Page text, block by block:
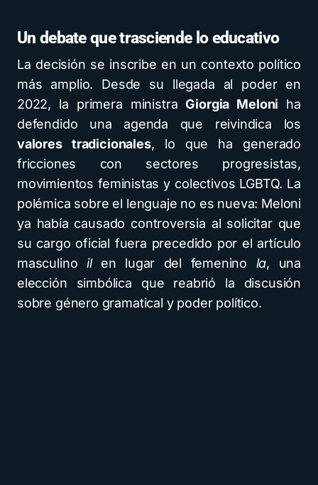
Un debate que trasciende lo educativo
La decisión se inscribe en un contexto político
más amplio. Desde su llegada al poder en
2022, la primera ministraGiorgia Meloni ha
defendido una agenda que reivindica los
valores tradicionales, lo que ha generado
fricciones con sectores progresistas,
movimientos feministas y colectivos LGBTQ. La
polémica sobre el lenguaje no es nueva: Meloni
ya había causado controversia al solicitar que
su cargo oficial fuera precedido por el artículo
masculino ilen lugar del femenino la, una
elección simbólica que reabrió la discusión
sobre género gramatical y poder político.